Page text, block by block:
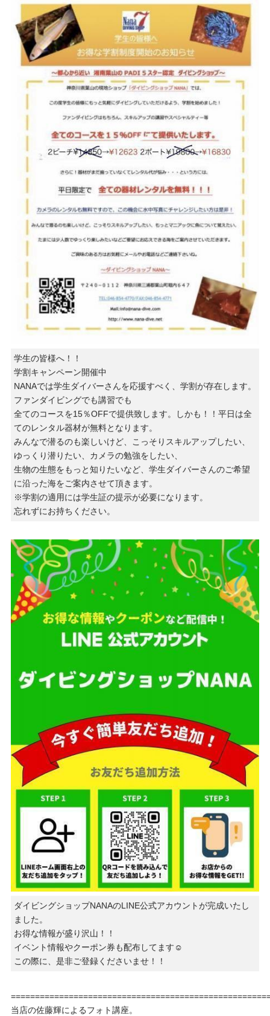
学生の皆様へ！！
学割キャンペーン開催中
NANAでは学生ダイバーさんを応援すべく、学割が存在します。
ファンダイビングでも講習でも
全てのコースを15％OFFで提供致します。しかも！！平日は全
てのレンタル器材が無料となります。
みんなで潜るのも楽しいけど、こっそりスキルアップしたい、
ゆっくり潜りたい、カメラの勉強をしたい、
生物の生態をもっと知りたいなど、学生ダイバーさんのご希望
に沿った海をご案内させて頂きます。
※学割の適用には学生証の提示が必要になります。
忘れずにお持ちください。
ダイビングショップNANAのLINE公式アカウントが完成いたし
ました。
お得な情報が盛り沢山！！
イベント情報やクーポン券も配布してます☺️
この際に、是非ご登録くださいませ！！
当店の佐藤輝によるフォト講座。